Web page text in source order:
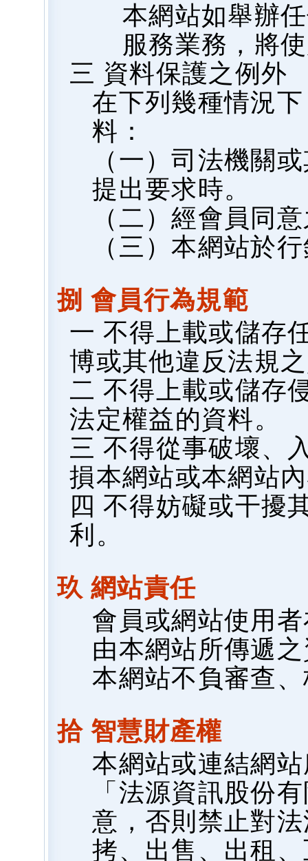
本網站如舉辦
服務業務，將
三 資料保護之例外
在下列幾種情況
料：
（一）司法機關
提出要求時。
（二）經會員同
（三）本網站於
捌 會員行為規範
一 不得上載或儲存
博或其他違反法規
二 不得上載或儲存
法定權益的資料。
三 不得從事破壞、
損本網站或本網站
四 不得妨礙或干擾
利。
玖 網站責任
會員或網站使用
由本網站所傳遞
本網站不負審查
拾 智慧財產權
本網站或連結網
「法源資訊股份
意，否則禁止對
拷、出售、出租